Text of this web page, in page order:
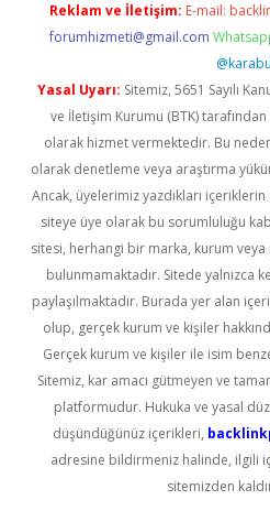
Reklam ve İletişim: E-mail:
forumhizmeti@gmail.com
Yasal Uyarı: Sitemiz, 5651 Sayılı
ve İletişim Kurumu (BTK) tarafından
olarak hizmet vermektedir. Bu
olarak denetleme veya araştırma
Ancak, üyelerimiz yazdıkları
siteye üye olarak bu sorumluluğu
sitesi, herhangi bir marka, kurum veya
bulunmamaktadır. Sitede yalnızca
paylaşılmaktadır. Burada yer alan
olup, gerçek kurum ve kişiler
Gerçek kurum ve kişiler ile isim
Sitemiz, kar amacı gütmeyen ve
platformudur. Hukuka ve yasal
düşündüğünüz içerikleri,
adresine bildirmeniz halinde, ilgili
sitemizden